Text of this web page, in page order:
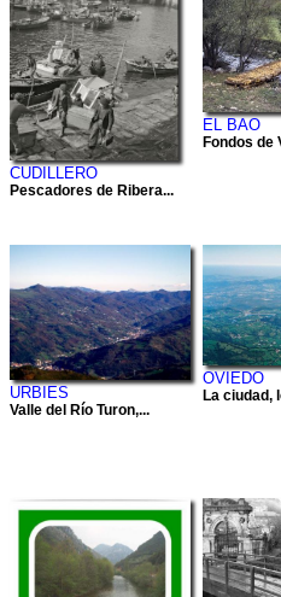
CUDILLERO
Pescadores de Ribera...
EL BAO
Fondos de
URBIES
Valle del Río Turon,...
OVIEDO
La ciudad,